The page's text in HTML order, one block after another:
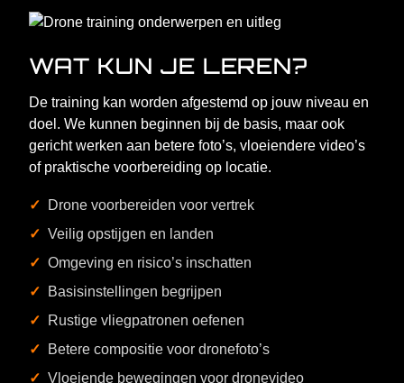
WAT KUN JE LEREN?
De training kan worden afgestemd op jouw niveau en
doel. We kunnen beginnen bij de basis, maar ook
gericht werken aan betere foto’s, vloeiendere video’s
of praktische voorbereiding op locatie.
Drone voorbereiden voor vertrek
Veilig opstijgen en landen
Omgeving en risico’s inschatten
Basisinstellingen begrijpen
Rustige vliegpatronen oefenen
Betere compositie voor dronefoto’s
Vloeiende bewegingen voor dronevideo